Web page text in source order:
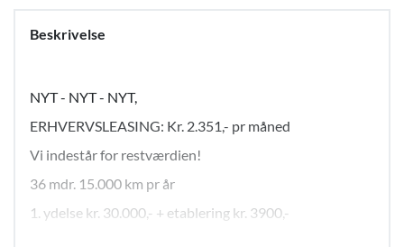
Beskrivelse
NYT - NYT - NYT,
ERHVERVSLEASING: Kr. 2.351,- pr måned
Vi indestår for restværdien!
36 mdr. 15.000 km pr år
1. ydelse kr. 30.000,- + etablering kr. 3900,-